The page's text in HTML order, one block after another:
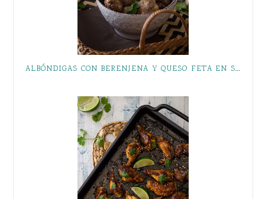
ALBÓNDIGAS CON BERENJENA Y QUESO FETA EN SALSA TZATZIKI